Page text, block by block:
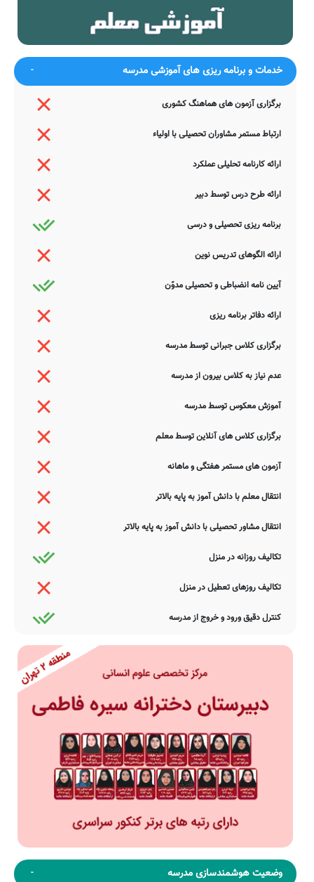
اطلاعات یاری نمایید. سامانه مدرسانه ، مشتاقانه پذیرای دیدگاه ها و نقطه
نظرات تکمیل کننده شما می باشد.
خدمات و برنامه ریزی های آموزشی مدرسه
برگزاری آزمون های هماهنگ کشوری
ارتباط مستمر مشاوران تحصیلی با اولیاء
ارائه کارنامه تحلیلی عملکرد
ارائه طرح درس توسط دبیر
برنامه ریزی تحصیلی و درسی
ارائه الگوهای تدریس نوین
آیین نامه انضباطی و تحصیلی مدوّن
ارائه دفاتر برنامه ریزی
برگزاری کلاس جبرانی توسط مدرسه
عدم نیاز به کلاس بیرون از مدرسه
آموزش معکوس توسط مدرسه
برگزاری کلاس های آنلاین توسط معلم
آزمون های مستمر هفتگی و ماهانه
انتقال معلم با دانش آموز به پایه بالاتر
انتقال مشاور تحصیلی با دانش آموز به پایه بالاتر
تکالیف روزانه در منزل
تکالیف روزهای تعطیل در منزل
کنترل دقیق ورود و خروج از مدرسه
وضعیت هوشمندسازی مدرسه